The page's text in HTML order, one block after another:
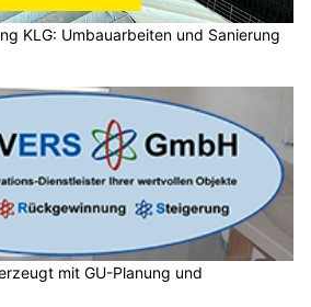
KLG: Umbauarbeiten und Sanierung
mit GU-Planung und